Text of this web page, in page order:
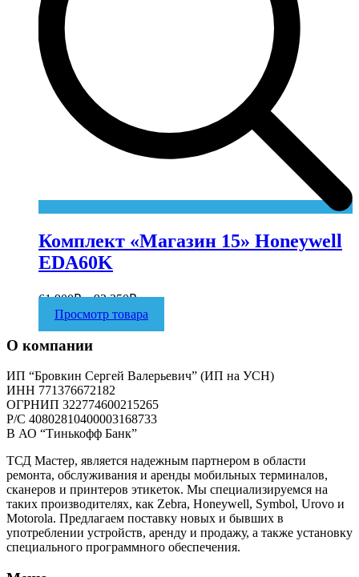
Комплект «Магазин 15» Honeywell
EDA60K
61 900₽–92 350₽
Просмотр товара
О компании
ИП “Бровкин Сергей Валерьевич” (ИП на УСН)
ИНН 771376672182
ОГРНИП 322774600215265
P/C 40802810400003168733
В АО “Тинькофф Банк”
ТСД Мастер, является надежным партнером в области
ремонта, обслуживания и аренды мобильных терминалов,
сканеров и принтеров этикеток. Мы специализируемся на
таких производителях, как Zebra, Honeywell, Symbol, Urovo и
Motorola. Предлагаем поставку новых и бывших в
употреблении устройств, аренду и продажу, а также установку
специального программного обеспечения.